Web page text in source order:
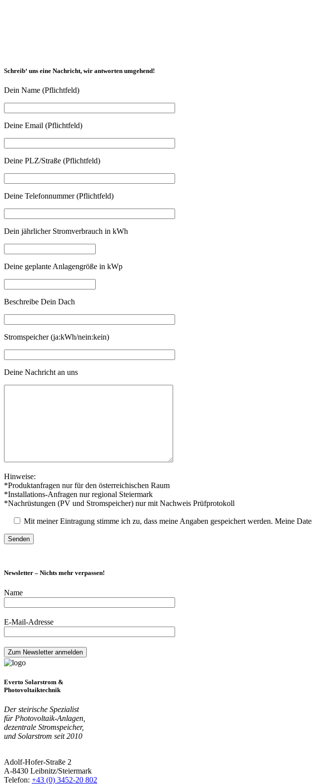
Schreib‘ uns eine Nachricht, wir antworten umgehend!
Dein Name (Pflichtfeld)
Deine Email (Pflichtfeld)
Deine PLZ/Straße (Pflichtfeld)
Deine Telefonnummer (Pflichtfeld)
Dein jährlicher Stromverbrauch in kWh
Deine geplante Anlagengröße in kWp
Beschreibe Dein Dach
Stromspeicher (ja:kWh/nein:kein)
Deine Nachricht an uns
Hinweise:
*Produktanfragen nur für den österreichischen Raum
*Installations-Anfragen nur regional Steiermark
*Nachrüstungen (PV und Stromspeicher) nur mit Nachweis Prüfprotokoll
Mit meiner Eintragung stimme ich zu, dass meine Angaben gespeichert werden. Meine
Newsletter – Nichts mehr verpassen!
Name
E-Mail-Adresse
Everto Solarstrom &
Photovoltaiktechnik
Der steirische Spezialist
für Photovoltaik-Anlagen,
dezentrale Stromspeicher,
und Solarstrom seit 2010
Adolf-Hofer-Straße 2
A-8430 Leibnitz/Steiermark
Telefon: +43 (0) 3452-20 802